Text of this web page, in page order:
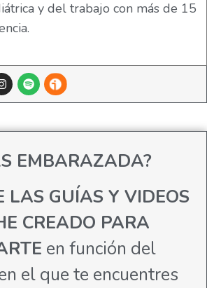
y del trabajo con más de 15
EMBARAZADA?
LAS GUÍAS Y VIDEOS
CREADO PARA
en función del
el que te encuentres